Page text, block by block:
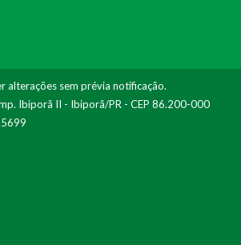
alterações sem prévia notificação.
Ibiporã II - Ibiporã/PR - CEP 86.200-000